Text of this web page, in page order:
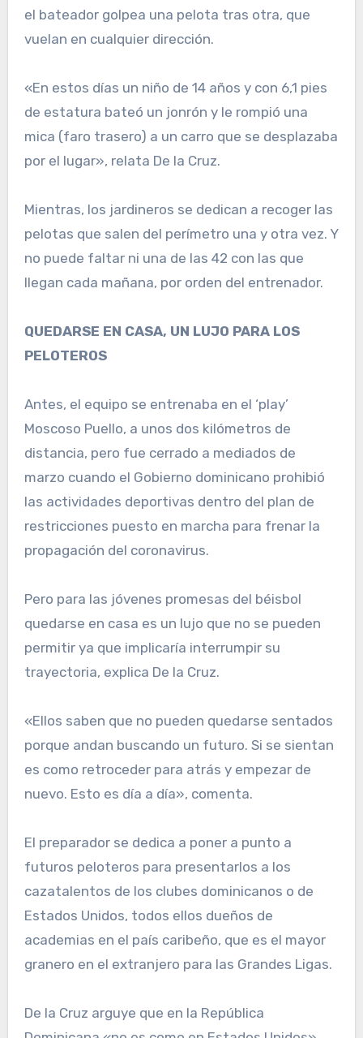
el bateador golpea una pelota tras otra, que
vuelan en cualquier dirección.
«En estos días un niño de 14 años y con 6,1 pies
de estatura bateó un jonrón y le rompió una
mica (faro trasero) a un carro que se desplazaba
por el lugar», relata De la Cruz.
Mientras, los jardineros se dedican a recoger las
pelotas que salen del perímetro una y otra vez. Y
no puede faltar ni una de las 42 con las que
llegan cada mañana, por orden del entrenador.
QUEDARSE EN CASA, UN LUJO PARA LOS
PELOTEROS
Antes, el equipo se entrenaba en el ‘play’
Moscoso Puello, a unos dos kilómetros de
distancia, pero fue cerrado a mediados de
marzo cuando el Gobierno dominicano prohibió
las actividades deportivas dentro del plan de
restricciones puesto en marcha para frenar la
propagación del coronavirus.
Pero para las jóvenes promesas del béisbol
quedarse en casa es un lujo que no se pueden
permitir ya que implicaría interrumpir su
trayectoria, explica De la Cruz.
«Ellos saben que no pueden quedarse sentados
porque andan buscando un futuro. Si se sientan
es como retroceder para atrás y empezar de
nuevo. Esto es día a día», comenta.
El preparador se dedica a poner a punto a
futuros peloteros para presentarlos a los
cazatalentos de los clubes dominicanos o de
Estados Unidos, todos ellos dueños de
academias en el país caribeño, que es el mayor
granero en el extranjero para las Grandes Ligas.
De la Cruz arguye que en la República